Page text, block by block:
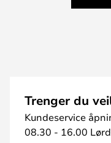
Trenger du
Kundeservice
08.30 - 16.00